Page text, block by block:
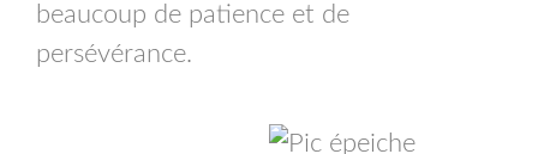
beaucoup de patience et de
persévérance.